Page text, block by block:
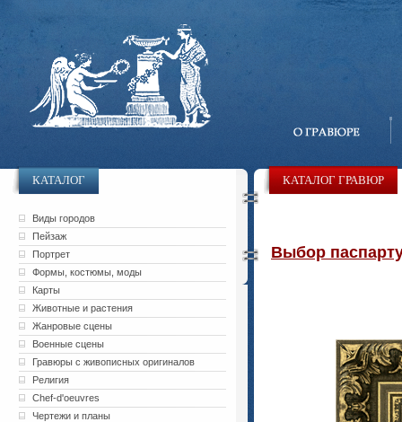
КАТАЛОГ
Виды городов
Пейзаж
Портрет
Формы, костюмы, моды
Карты
Животные и растения
Жанровые сцены
Военные сцены
Гравюры с живописных оригиналов
Религия
Chef-d'oeuvres
Чертежи и планы
КАТАЛОГ ГРАВЮР
Выбор